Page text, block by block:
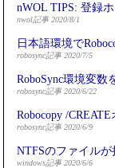
nWOL TIPS: 登録
nwol記事 2020/8/1
日本語環境で
robosync記事 2020/7/5
RoboSync環境変数
robosync記事 2020/6/22
Robocopy /
robosync記事 2020/6/9
NTFSのファイル
windows記事 2020/6/6